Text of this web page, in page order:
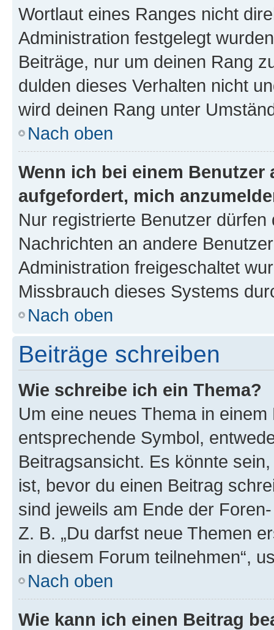
Wortlaut eines Ranges nicht
Administration festgelegt
Beiträge, nur um deinen Rang
dulden dieses Verhalten nicht
wird deinen Rang unter
Nach oben
Wenn ich bei einem
aufgefordert, mich
Nur registrierte Benutzer
Nachrichten an andere
Administration freigeschaltet
Missbrauch dieses Systems
Nach oben
Beiträge schreiben
Wie schreibe ich ein Thema?
Um eine neues Thema in
entsprechende Symbol,
Beitragsansicht. Es könnte
ist, bevor du einen Beitrag
sind jeweils am Ende der
Z. B. „Du darfst neue Themen
in diesem Forum teilnehmen“,
Nach oben
Wie kann ich einen Beitrag